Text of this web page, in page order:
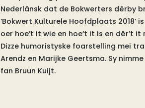
Nederlânsk dat de Bokwerters dêrby
‘Bokwert Kulturele Hoofdplaats 2018’
oer hoe’t it wie en hoe‘t it is en dêr’t
Dizze humoristyske foarstelling mei
Arendz en Marijke Geertsma. Sy
fan Bruun Kuijt.